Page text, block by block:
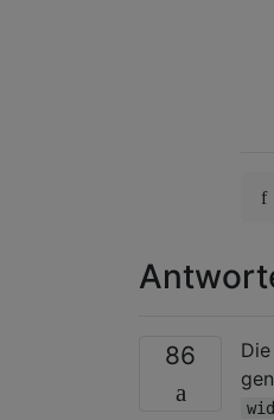
86